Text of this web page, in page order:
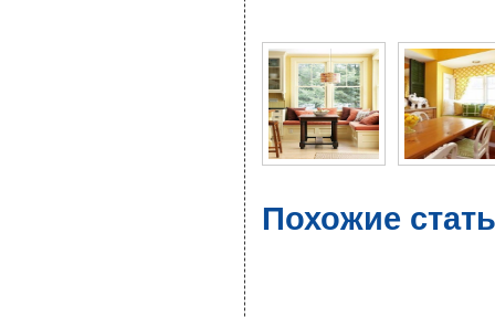
Похожие